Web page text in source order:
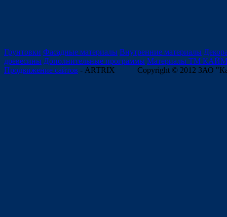
Грунтовки Фасадные материалы Внутренние материалы
древесины Дополнительные программы Материалы ТМ
Продвижение сайтов - ARTRIX Copyright © 2012 ЗАО